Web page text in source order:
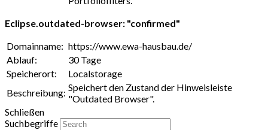
Eclipse.outdated-browser: "confirmed"
Domainname: https://www.ewa-hausbau.de/
Ablauf:
30 Tage
Speicherort:
Localstorage
Beschreibung: Speichert den Zustand der Hinweisleiste
"Outdated Browser".
Schließen
Suchbegriffe